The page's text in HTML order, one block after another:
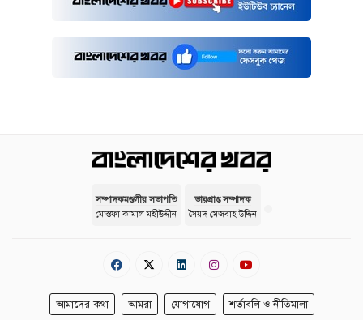
সম্পাদকমণ্ডলীর সভাপতি
মোস্তফা কামাল মহীউদ্দীন
ভারপ্রাপ্ত সম্পাদক
সৈয়দ মেজবাহ উদ্দিন
আমাদের কথা আমরা যোগাযোগ শর্তাবলি ও নীতিমালা